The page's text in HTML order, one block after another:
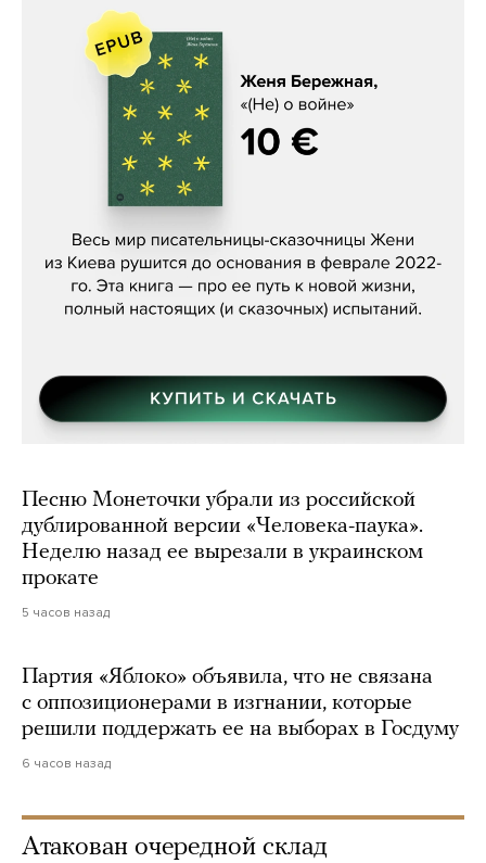
Женя Бережная, «(Не) о войне»
Песню Монеточки убрали из российской
дублированной версии «Человека-паука».
Неделю назад ее вырезали в украинском
прокате
5 часов назад
Партия «Яблоко» объявила, что не связана
с оппозиционерами в изгнании, которые
решили поддержать ее на выборах в Госдуму
6 часов назад
Атакован очередной склад